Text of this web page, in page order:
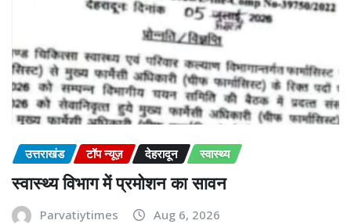
उत्तराखंड टॉप न्यूज़ देहरादून स्वास्थ्य
स्वास्थ्य विभाग में प्रमोशन का सावन
Parvatiytimes Aug 6, 2026